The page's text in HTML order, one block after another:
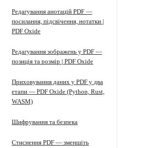
Редагування анотацій PDF —
посилання, підсвічення, нотатки |
PDF Oxide
Редагування зображень у PDF —
позиція та розмір | PDF Oxide
Приховування даних у PDF у два
етапи — PDF Oxide (Python, Rust,
WASM)
Шифрування та безпека
Стиснення PDF — зменшіть